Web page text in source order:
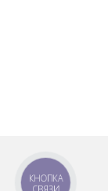
КНОПКА